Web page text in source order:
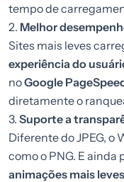
tempo de
2. Melhor
Sites mais leves
experiência do
noGoogle
diretamente o
3. Suporte a
Diferente do JPEG, o
como o PNG. E
animações mais